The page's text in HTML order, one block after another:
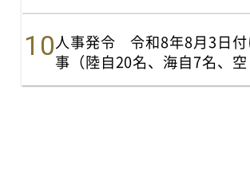
人事発令 令和8年8月3日付
事（陸自20名、海自7名、空